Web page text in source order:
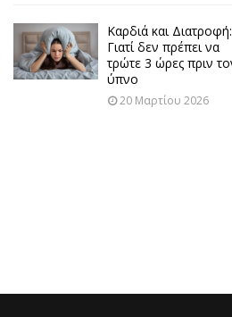
Καρδιά και Διατροφή:
Γιατί δεν πρέπει να
τρώτε 3 ώρες πριν
ύπνο
20 Μαρτίου 2026